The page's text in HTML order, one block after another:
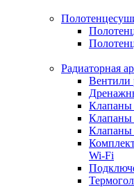
Радиаторная
Вентили
Клапаны
Клапаны
Клапаны
Wi-Fi